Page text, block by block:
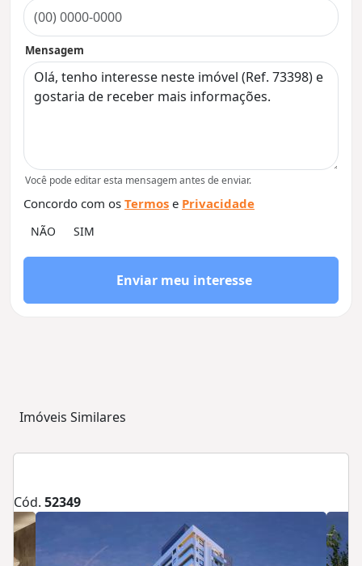
Mensagem
Você pode editar esta mensagem antes de enviar.
Concordo com os Termos e Privacidade
Enviar meu interesse
Imóveis Similares
Cód.52349